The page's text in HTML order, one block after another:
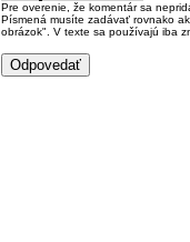
Pre overenie, že komentár sa
Písmená musíte zadávať rovnako
obrázok". V texte sa používajú iba